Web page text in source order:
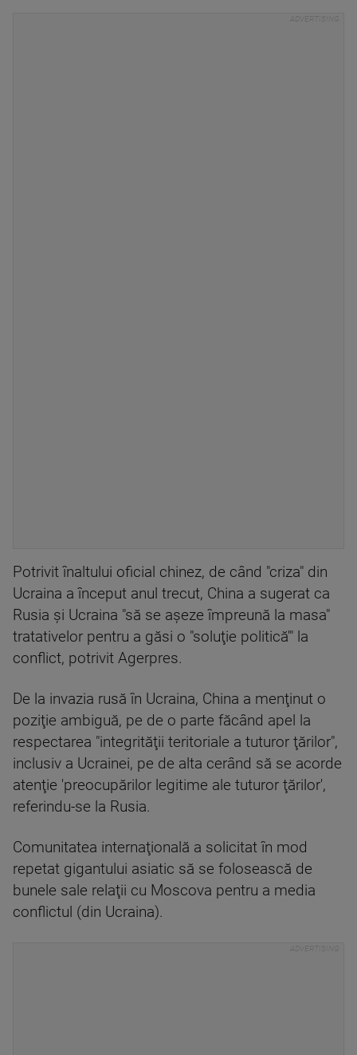
Potrivit înaltului oficial chinez, de când "criza" din
Ucraina a început anul trecut, China a sugerat ca
Rusia şi Ucraina "să se aşeze împreună la masa"
tratativelor pentru a găsi o "soluţie politică'" la
conflict, potrivit Agerpres.
De la invazia rusă în Ucraina, China a menţinut o
poziţie ambiguă, pe de o parte făcând apel la
respectarea "integrităţii teritoriale a tuturor ţărilor",
inclusiv a Ucrainei, pe de alta cerând să se acorde
atenţie 'preocupărilor legitime ale tuturor ţărilor',
referindu-se la Rusia.
Comunitatea internaţională a solicitat în mod
repetat gigantului asiatic să se folosească de
bunele sale relaţii cu Moscova pentru a media
conflictul (din Ucraina).